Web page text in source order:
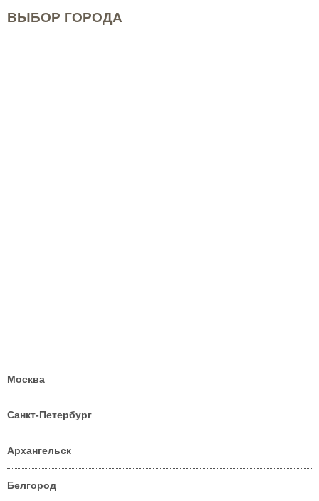
ВЫБОР ГОРОДА
Москва
Санкт-Петербург
Архангельск
Белгород